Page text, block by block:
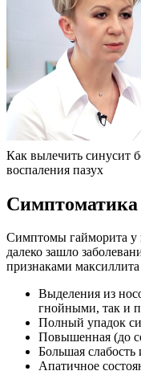
Как вылечить синусит
воспаления пазух
Симптоматика
Симптомы гайморита у
далеко зашло
признаками
Выделения из
гнойными, так и
Полный упадок
Повышенная (до
Большая слабость
Апатичное